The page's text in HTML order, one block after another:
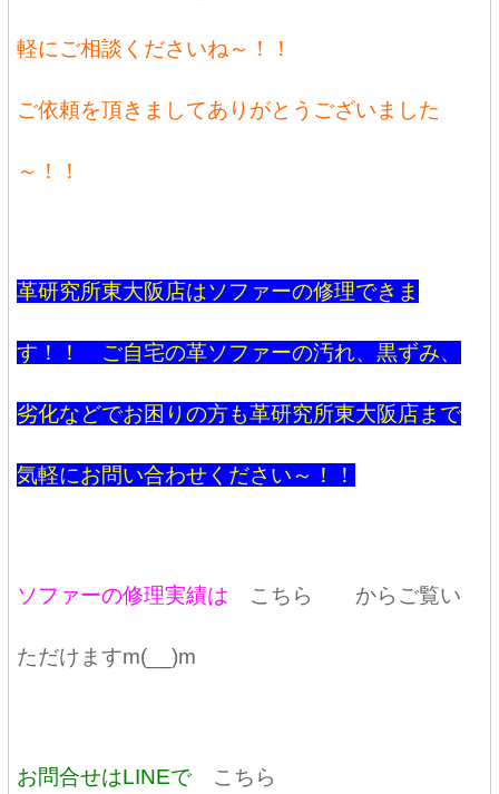
軽にご相談くださいね～！！
ご依頼を頂きましてありがとうございました
～！！
革研究所東大阪店はソファーの修理できま
す！！ ご自宅の革ソファーの汚れ、黒ずみ、
劣化などでお困りの方も革研究所東大阪店まで
気軽にお問い合わせください～！！
ソファーの修理実績は こちら からご覧い
ただけますm(__)m
お問合せはLINEで こちら